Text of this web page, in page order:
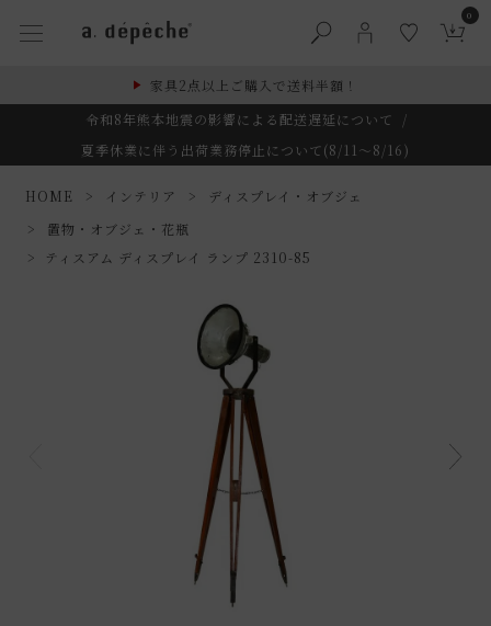
0
家具2点以上ご購入で送料半額！
令和8年熊本地震の影響による配送遅延について
/
夏季休業に伴う出荷業務停止について(8/11～8/16)
HOME インテリア
ディスプレイ・オブジェ
置物・オブジェ・花瓶
ティスアム ディスプレイ ランプ 2310-85